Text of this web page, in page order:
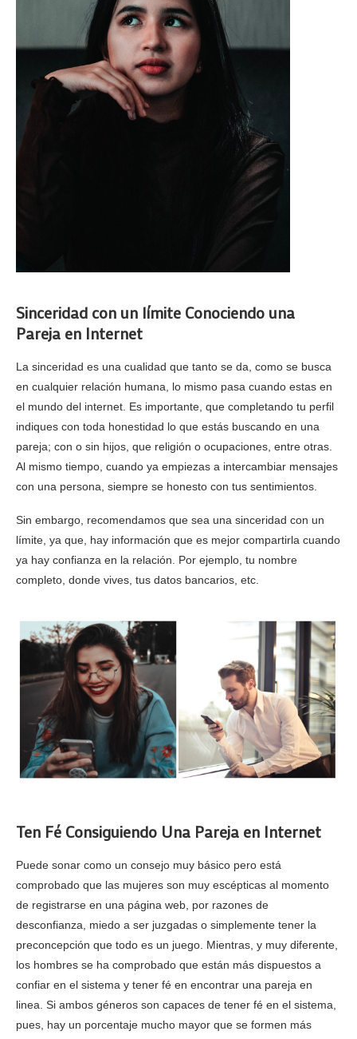
Sinceridad con un límite Conociendo una
Pareja en Internet
La sinceridad es una cualidad que tanto se da, como se busca
en cualquier relación humana, lo mismo pasa cuando estas en
el mundo del internet. Es importante, que completando tu perfil
indiques con toda honestidad lo que estás buscando en una
pareja; con o sin hijos, que religión o ocupaciones, entre otras.
Al mismo tiempo, cuando ya empiezas a intercambiar mensajes
con una persona, siempre se honesto con tus sentimientos.
Sin embargo, recomendamos que sea una sinceridad con un
límite, ya que, hay información que es mejor compartirla cuando
ya hay confianza en la relación. Por ejemplo, tu nombre
completo, donde vives, tus datos bancarios, etc.
Ten Fé Consiguiendo Una Pareja en Internet
Puede sonar como un consejo muy básico pero está
comprobado que las mujeres son muy escépticas al momento
de registrarse en una página web, por razones de
desconfianza, miedo a ser juzgadas o simplemente tener la
preconcepción que todo es un juego. Mientras, y muy diferente,
los hombres se ha comprobado que están más dispuestos a
confiar en el sistema y tener fé en encontrar una pareja en
linea. Si ambos géneros son capaces de tener fé en el sistema,
pues, hay un porcentaje mucho mayor que se formen más